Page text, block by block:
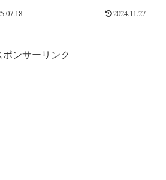
2024.11.27
ポンサーリンク